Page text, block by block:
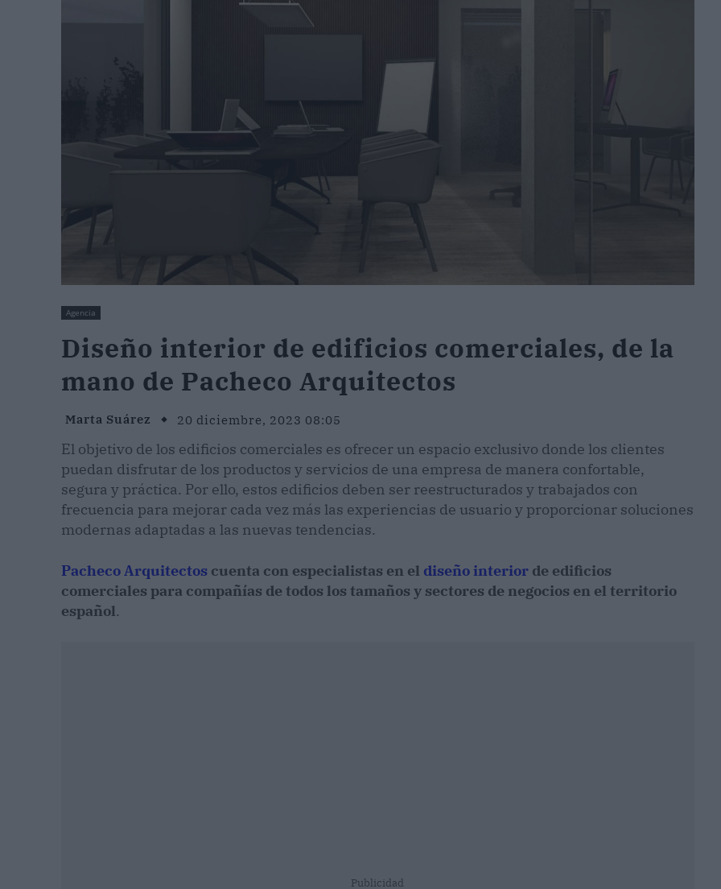
Agencia
Diseño interior de edificios comerciales, de la
mano de Pacheco Arquitectos
Marta Suárez 20 diciembre, 2023 08:05
El objetivo de los edificios comerciales es ofrecer un espacio exclusivo donde los clientes
puedan disfrutar de los productos y servicios de una empresa de manera confortable,
segura y práctica. Por ello, estos edificios deben ser reestructurados y trabajados con
frecuencia para mejorar cada vez más las experiencias de usuario y proporcionar soluciones
modernas adaptadas a las nuevas tendencias.
Pacheco Arquitectos cuenta con especialistas en el diseño interior de edificios
comerciales para compañías de todos los tamaños y sectores de negocios en el territorio
español.
Publicidad